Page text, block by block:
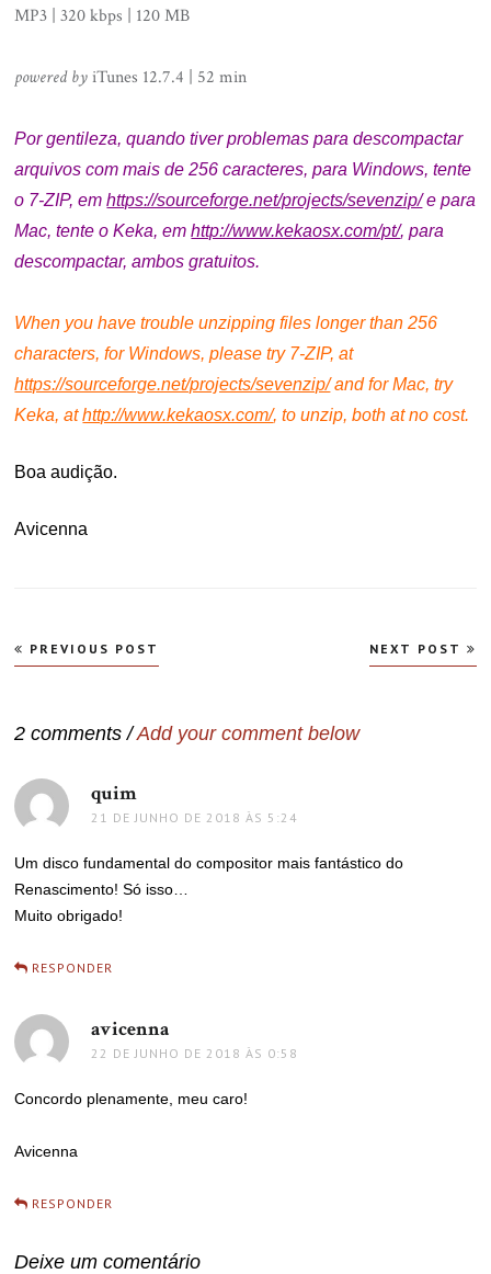
MP3 | 320 kbps | 120 MB
powered byiTunes 12.7.4 | 52 min
Por gentileza, quando tiver problemas para descompactar
arquivos com mais de 256 caracteres, para Windows, tente
o 7-ZIP, emhttps://sourceforge.net/projects/sevenzip/e para
Mac, tente o Keka, emhttp://www.kekaosx.com/pt/, para
descompactar, ambos gratuitos.
When you have trouble unzipping files longer than 256
characters, for Windows, please try 7-ZIP, at
https://sourceforge.net/projects/sevenzip/and for Mac, try
Keka, athttp://www.kekaosx.com/, to unzip, both at no cost.
Boa audição.
Avicenna
Navegação
de
PREVIOUS POST NEXT POST
2 comments /Add your comment below
quim
21 DE JUNHO DE 2018 ÀS 5:24
Um disco fundamental do compositor mais fantástico do
Renascimento! Só isso…
Muito obrigado!
RESPONDER
avicenna
22 DE JUNHO DE 2018 ÀS 0:58
Concordo plenamente, meu caro!
Avicenna
RESPONDER
Deixe um comentário